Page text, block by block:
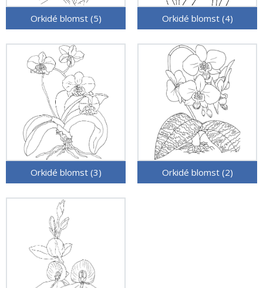
Orkidé blomst (5) Orkidé blomst (4)
Orkidé blomst (3) Orkidé blomst (2)